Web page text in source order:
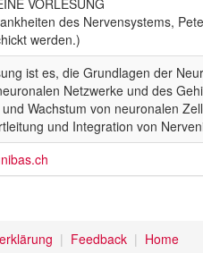
des Nervensystems,
werden.)
ist es, die Grundlagen der
Netzwerke und des
Wachstum von neuronalen
und Integration von
Feedback Home